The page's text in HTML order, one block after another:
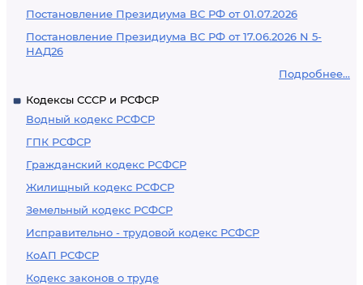
Постановление Президиума ВС РФ от 01.07.2026
Постановление Президиума ВС РФ от 17.06.2026 N 5-
НАД26
Подробнее...
Кодексы СССР и РСФСР
Водный кодекс РСФСР
ГПК РСФСР
Гражданский кодекс РСФСР
Жилищный кодекс РСФСР
Земельный кодекс РСФСР
Исправительно - трудовой кодекс РСФСР
КоАП РСФСР
Кодекс законов о труде